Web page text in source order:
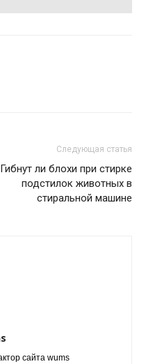
Следующая статья
Гибнут ли блохи при стирке
подстилок животных в
стиральной машине
сайта wums